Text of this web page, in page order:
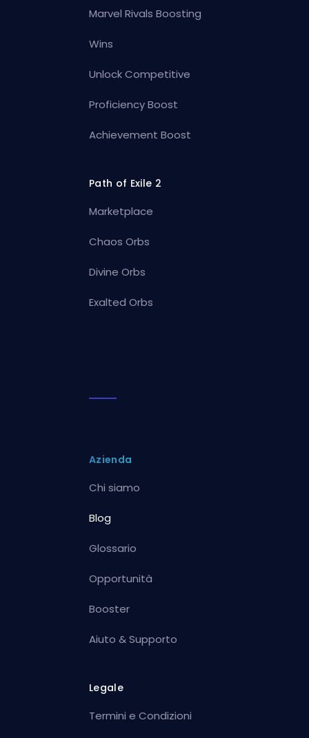
Marvel Rivals Boosting
Wins
Unlock Competitive
Proficiency Boost
Achievement Boost
Path of Exile 2
Marketplace
Chaos Orbs
Divine Orbs
Exalted Orbs
Azienda
Chi siamo
Blog
Glossario
Opportunità
Booster
Aiuto & Supporto
Legale
Termini e Condizioni